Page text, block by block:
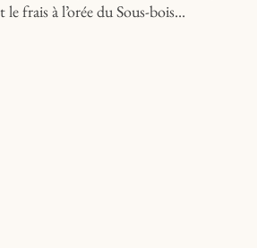
frais à l’orée du Sous-bois...